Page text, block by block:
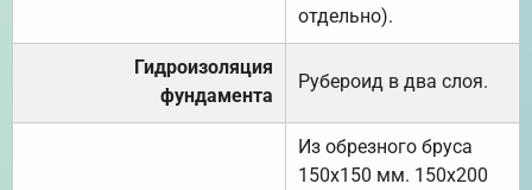
отдельно).
Гидроизоляция
фундамента
Рубероид в два слоя.
Из обрезного бруса
150х150 мм. 150х200